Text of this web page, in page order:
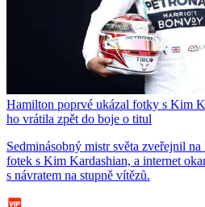
Hamilton poprvé ukázal fotky s Kim
ho vrátila zpět do boje o titul
Sedminásobný mistr světa zveřejnil
fotek s Kim Kardashian, a internet
s návratem na stupně vítězů.